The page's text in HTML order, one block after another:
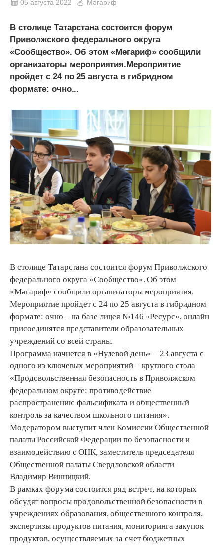
05 августа 2022 Мәгариф
В столице Татарстана состоится форум
Приволжского федерального округа
«Сообщество». Об этом «Мәгариф» сообщили
организаторы мероприятия.Мероприятие
пройдет с 24 по 25 августа в гибридном
формате: очно...
В столице Татарстана состоится форум Приволжского
федерального округа «Сообщество». Об этом
«Мәгариф» сообщили организаторы мероприятия.
Мероприятие пройдет с 24 по 25 августа в гибридном
формате: очно – на базе лицея №146 «Ресурс», онлайн
присоединятся представители образовательных
учреждений со всей страны.
Программа начнется в «Нулевой день» – 23 августа с
одного из ключевых мероприятий – круглого стола
«Продовольственная безопасность в Приволжском
федеральном округе: противодействие
распространению фальсификата и общественный
контроль за качеством школьного питания».
Модератором выступит член Комиссии Общественной
палаты Российской Федерации по безопасности и
взаимодействию с ОНК, заместитель председателя
Общественной палаты Свердловской области
Владимир Винницкий.
В рамках форума состоится ряд встреч, на которых
обсудят вопросы продовольственной безопасности в
учреждениях образования, общественного контроля,
экспертизы продуктов питания, мониторинга закупок
продуктов, осуществляемых за счет бюджетных